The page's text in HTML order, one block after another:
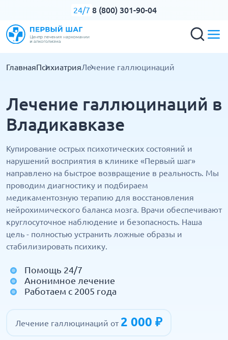
24/7 8 (800) 301-90-04
ГлавнаяПсихиатрияЛечение галлюцинаций
Лечение галлюцинаций в
Владикавказе
Купирование острых психотических состояний и
нарушений восприятия в клинике «Первый шаг»
направлено на быстрое возвращение в реальность. Мы
проводим диагностику и подбираем
медикаментозную терапию для восстановления
нейрохимического баланса мозга. Врачи обеспечивают
круглосуточное наблюдение и безопасность. Наша
цель - полностью устранить ложные образы и
стабилизировать психику.
Помощь 24/7
Анонимное лечение
Работаем с 2005 года
Лечение галлюцинаций от 2 000 ₽